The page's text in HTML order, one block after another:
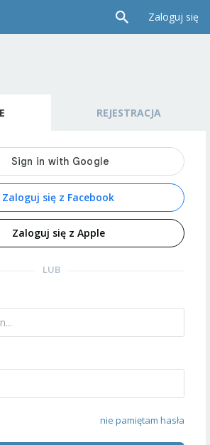
Zaloguj się
REJESTRACJA
Zaloguj się z Facebook
Zaloguj się z Apple
LUB
nie pamiętam hasła